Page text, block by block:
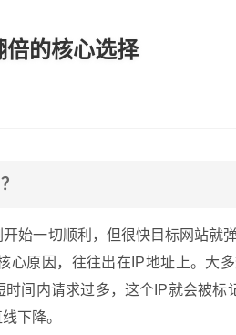
倍的核心选择
始一切顺利，但很快目标网站就
心原因，往往出在IP地址上。大
间内请求过多，这个IP就会被标
下降。